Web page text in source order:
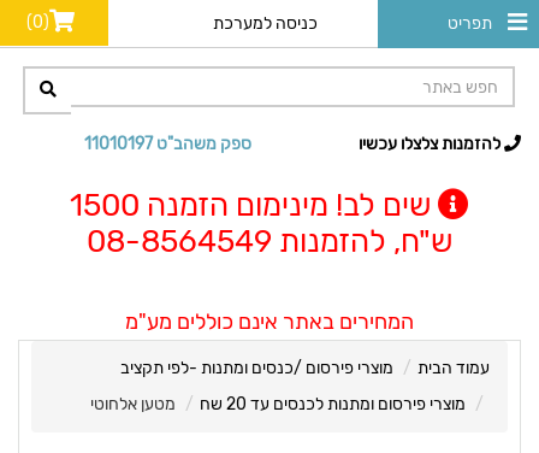
תפריט כניסה למערכת (0)
ספק משהב"ט 11010197 להזמנות צלצלו עכשיו
שים לב! מינימום הזמנה 1500
ש"ח, להזמנות 08-8564549
המחירים באתר אינם כוללים מע"מ
עמוד הבית
מוצרי פירסום /כנסים ומתנות -לפי תקציב
מוצרי פירסום ומתנות לכנסים עד 20 שח
מטען אלחוטי